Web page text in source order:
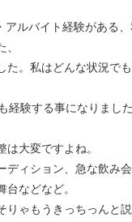
アルバイト経験がある
た。私はどんな状況で
経験する事になりまし
大変ですよね。
ディション、急な飲み
などなど。
りゃもうきっちっんと